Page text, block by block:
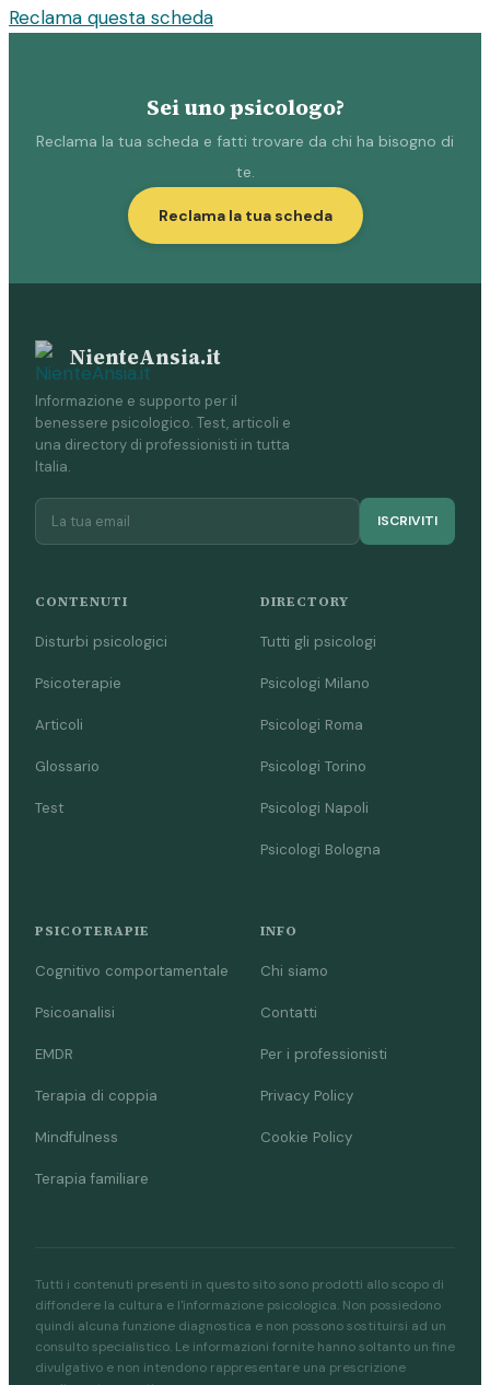
Reclama questa scheda
Sei uno psicologo?
Reclama la tua scheda e fatti trovare da chi ha bisogno di
te.
Reclama la tua scheda
NienteAnsia.it
Informazione e supporto per il
benessere psicologico. Test, articoli e
una directory di professionisti in tutta
Italia.
ISCRIVITI
CONTENUTI
Disturbi psicologici
Psicoterapie
Articoli
Glossario
Test
DIRECTORY
Tutti gli psicologi
Psicologi Milano
Psicologi Roma
Psicologi Torino
Psicologi Napoli
Psicologi Bologna
PSICOTERAPIE
Cognitivo comportamentale
Psicoanalisi
EMDR
Terapia di coppia
Mindfulness
Terapia familiare
INFO
Chi siamo
Contatti
Per i professionisti
Privacy Policy
Cookie Policy
Tutti i contenuti presenti in questo sito sono prodotti allo scopo di
diffondere la cultura e l'informazione psicologica. Non possiedono
quindi alcuna funzione diagnostica e non possono sostituirsi ad un
consulto specialistico. Le informazioni fornite hanno soltanto un fine
divulgativo e non intendono rappresentare una prescrizione